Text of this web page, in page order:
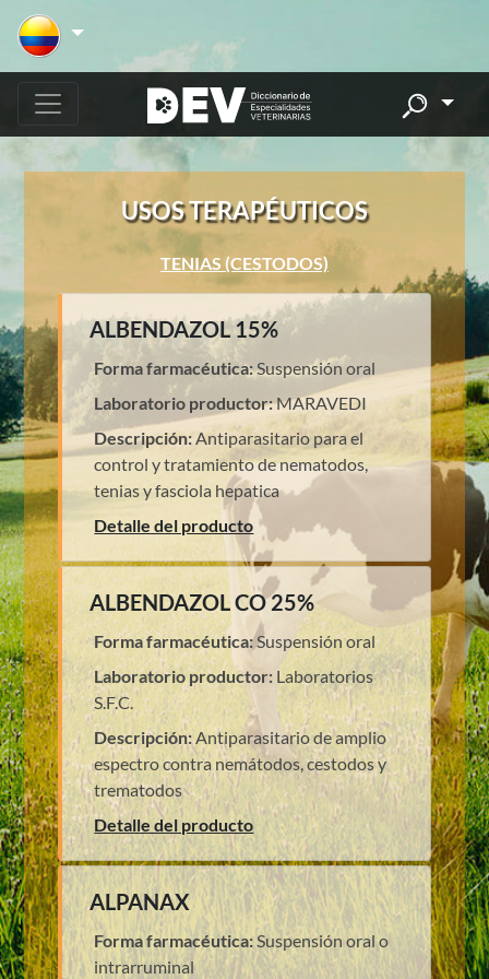
USOS TERAPÉUTICOS
TENIAS (CESTODOS)
ALBENDAZOL 15%
Forma farmacéutica:Suspensión oral
Laboratorio productor:MARAVEDI
Descripción:Antiparasitario para el
control y tratamiento de nematodos,
tenias y fasciola hepatica
Detalle del producto
ALBENDAZOL CO 25%
Forma farmacéutica:Suspensión oral
Laboratorio productor: Laboratorios
S.F.C.
Descripción:Antiparasitario de amplio
espectro contra nemátodos, cestodos y
trematodos
Detalle del producto
ALPANAX
Forma farmacéutica:Suspensión oral o
intrarruminal